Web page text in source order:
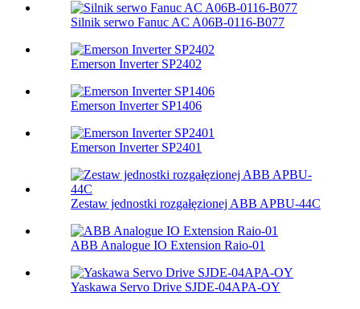
Silnik serwo Fanuc AC A06B-0116-B077
Emerson Inverter SP2402
Emerson Inverter SP1406
Emerson Inverter SP2401
Zestaw jednostki rozgałęzionej ABB APBU-44C
ABB Analogue IO Extension Raio-01
Yaskawa Servo Drive SJDE-04APA-OY